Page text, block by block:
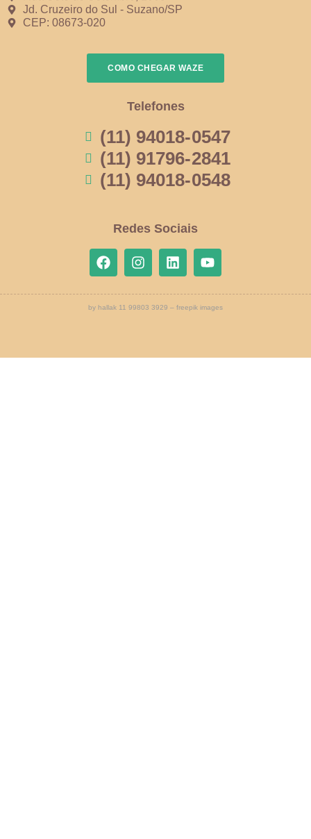
Jd. Cruzeiro do Sul - Suzano/SP
CEP: 08673-020
COMO CHEGAR WAZE
Telefones
(11) 94018-0547
(11) 91796-2841
(11) 94018-0548
Redes Sociais
by hallak 11 99803 3929 – freepik images